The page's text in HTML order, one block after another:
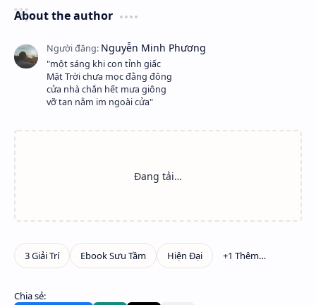
About the author
"một sáng khi con tỉnh giấc
Mặt Trời chưa mọc đằng đông
cửa nhà chắn hết mưa giông
vỡ tan nằm im ngoài cửa"